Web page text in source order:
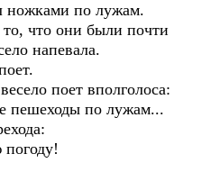
ножками по лужам.
что они были почти
напевала.
поет вполголоса:
пешеходы по лужам...